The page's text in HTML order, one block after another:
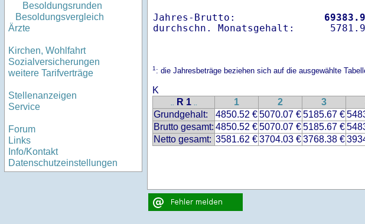
Besoldungsrunden
Besoldungsvergleich
Ärzte
Kirchen, Wohlfahrt
Sozialversicherungen
weitere Tarifverträge
Stellenanzeigen
Service
Forum
Links
Info/Kontakt
Datenschutzeinstellungen
Jahres-Brutto:
1: die Jahresbeträge beziehen sich auf die ausgewählte
K
.. R 1 .. 1 2 3
Grundgehalt:
4850.52 €5070.07 €5185.67 €
Brutto gesamt: 4850.52 €5070.07 €5185.67 €
Netto gesamt: 3581.62 €3704.03 €3768.38 €